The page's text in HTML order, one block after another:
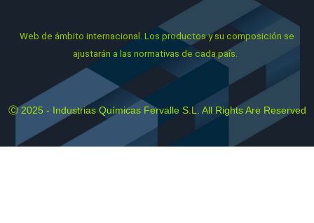
Web de ámbito internacional. Los productos y su composición se
ajustarán a las normativas de cada país.
Ⓒ 2025 - Industrias Químicas Fervalle S.L. All Rights Are Reserved